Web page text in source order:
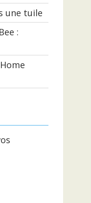
une tuile
: